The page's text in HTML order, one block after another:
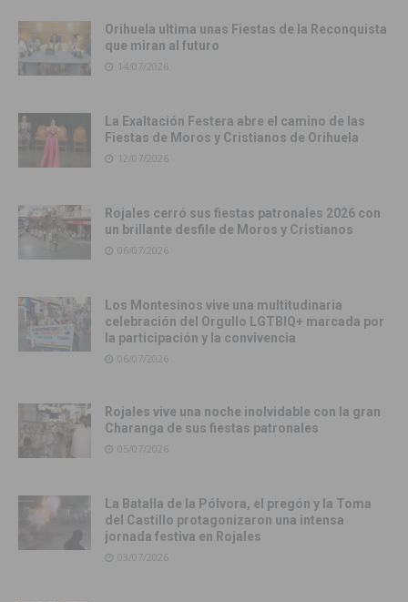
Orihuela ultima unas Fiestas de la Reconquista
que miran al futuro
14/07/2026
La Exaltación Festera abre el camino de las
Fiestas de Moros y Cristianos de Orihuela
12/07/2026
Rojales cerró sus fiestas patronales 2026 con
un brillante desfile de Moros y Cristianos
06/07/2026
Los Montesinos vive una multitudinaria
celebración del Orgullo LGTBIQ+ marcada por
la participación y la convivencia
06/07/2026
Rojales vive una noche inolvidable con la gran
Charanga de sus fiestas patronales
05/07/2026
La Batalla de la Pólvora, el pregón y la Toma
del Castillo protagonizaron una intensa
jornada festiva en Rojales
03/07/2026